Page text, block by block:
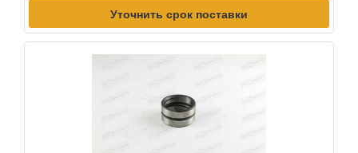
Уточнить срок поставки